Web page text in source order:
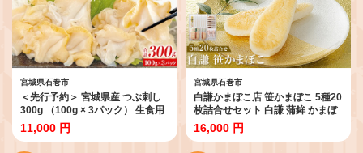
宮城県石巻市
＜先行予約＞ 宮城県産 つぶ刺し
300g （100g × 3パック） 生食用
小分け つぶ貝 開き 刺身 ツブ貝 ツ
ブ刺し つぶがい スライス 冷凍 海
鮮 魚介 お刺身 刺身用 貝 おつまみ
11,000 円
宮城県石巻市
白謙かまぼこ店 笹かまぼこ 5種20
枚詰合せセット 白謙 蒲鉾 かまぼ
こ 笹蒲鉾 揚げ蒲鉾 宮城県 石巻市
宮城 石巻
16,000 円